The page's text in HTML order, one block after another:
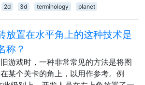
2d 3d terminology planet
放置在水平角上的这种技术是
称？
游戏时，一种非常常见的方法是将图
某个关卡的角上，以用作参考。例